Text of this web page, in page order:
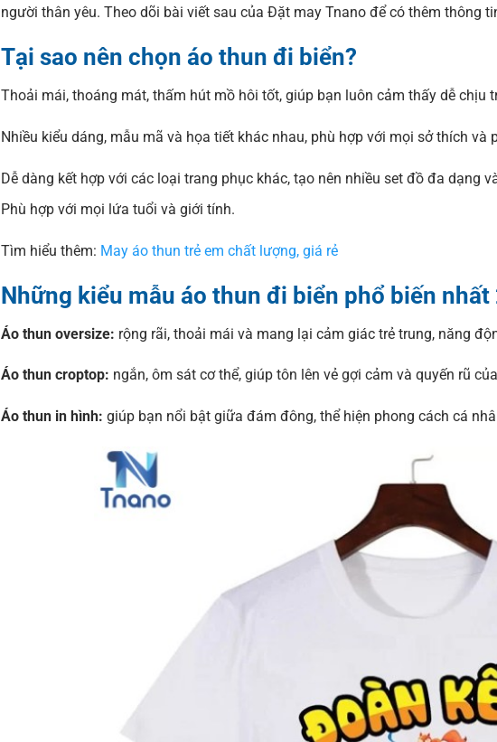
người thân yêu. Theo dõi bài viết sau của Đặt may Tnano để có thêm thông
Tại sao nên chọn áo thun đi biển?
Thoải mái, thoáng mát, thấm hút mồ hôi tốt, giúp bạn luôn cảm thấy dễ chịu
Nhiều kiểu dáng, mẫu mã và họa tiết khác nhau, phù hợp với mọi sở thích và
Dễ dàng kết hợp với các loại trang phục khác, tạo nên nhiều set đồ đa dạng
Phù hợp với mọi lứa tuổi và giới tính.
Tìm hiểu thêm: May áo thun trẻ em chất lượng, giá rẻ
Những kiểu mẫu áo thun đi biển phổ biến nhất
Áo thun oversize: rộng rãi, thoải mái và mang lại cảm giác trẻ trung, năng
Áo thun croptop: ngắn, ôm sát cơ thể, giúp tôn lên vẻ gợi cảm và quyến rũ
Áo thun in hình: giúp bạn nổi bật giữa đám đông, thể hiện phong cách cá